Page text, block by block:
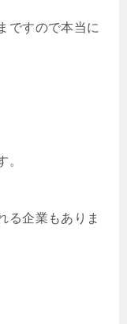
ですので本当に
。
る企業もありま